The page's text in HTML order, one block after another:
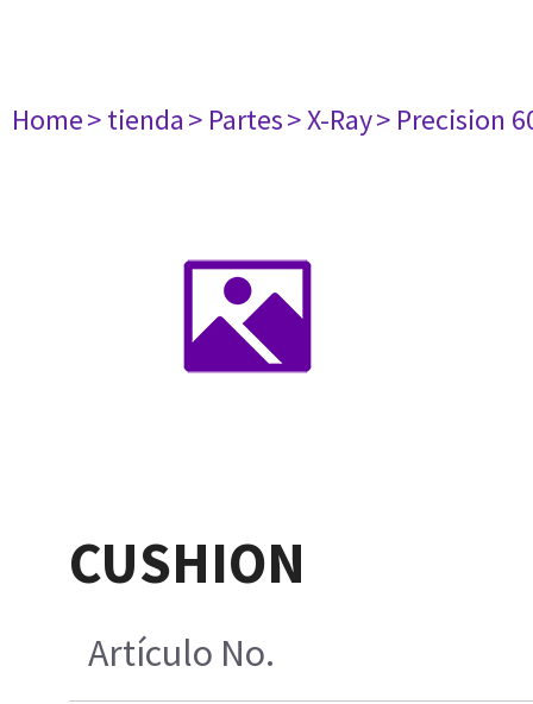
Home> tienda> Partes> X-Ray> Precision
CUSHION
Artículo No.